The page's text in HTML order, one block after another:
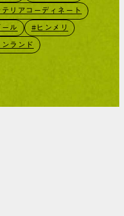
リアコーディネート
ル #ヒンメリ
ランド